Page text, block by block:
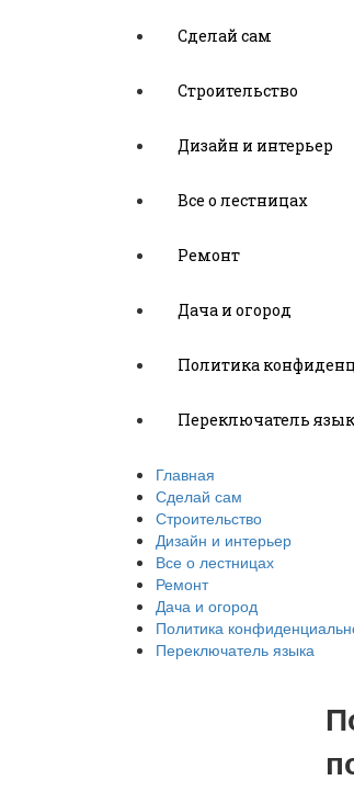
Сделай сам
Строительство
Дизайн и интерьер
Все о лестницах
Ремонт
Дача и огород
Политика
Переключатель
Главная
Сделай сам
Строительство
Дизайн и интерьер
Все о лестницах
Ремонт
Дача и огород
Политика
Переключатель языка